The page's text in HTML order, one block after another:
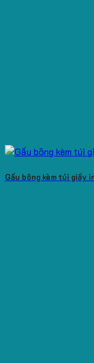
Gấu bông kèm túi giấy